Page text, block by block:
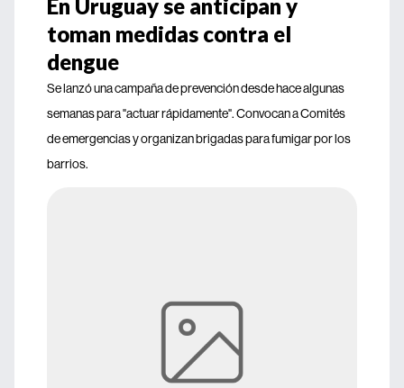
En Uruguay se anticipan y
toman medidas contra el
dengue
Se lanzó una campaña de prevención desde hace algunas
semanas para "actuar rápidamente". Convocan a Comités
de emergencias y organizan brigadas para fumigar por los
barrios.